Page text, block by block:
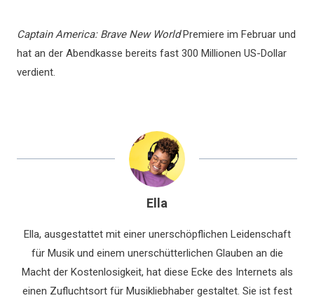
Captain America: Brave New WorldPremiere im Februar und
hat an der Abendkasse bereits fast 300 Millionen US-Dollar
verdient.
Ella
Ella, ausgestattet mit einer unerschöpflichen Leidenschaft
für Musik und einem unerschütterlichen Glauben an die
Macht der Kostenlosigkeit, hat diese Ecke des Internets als
einen Zufluchtsort für Musikliebhaber gestaltet. Sie ist fest